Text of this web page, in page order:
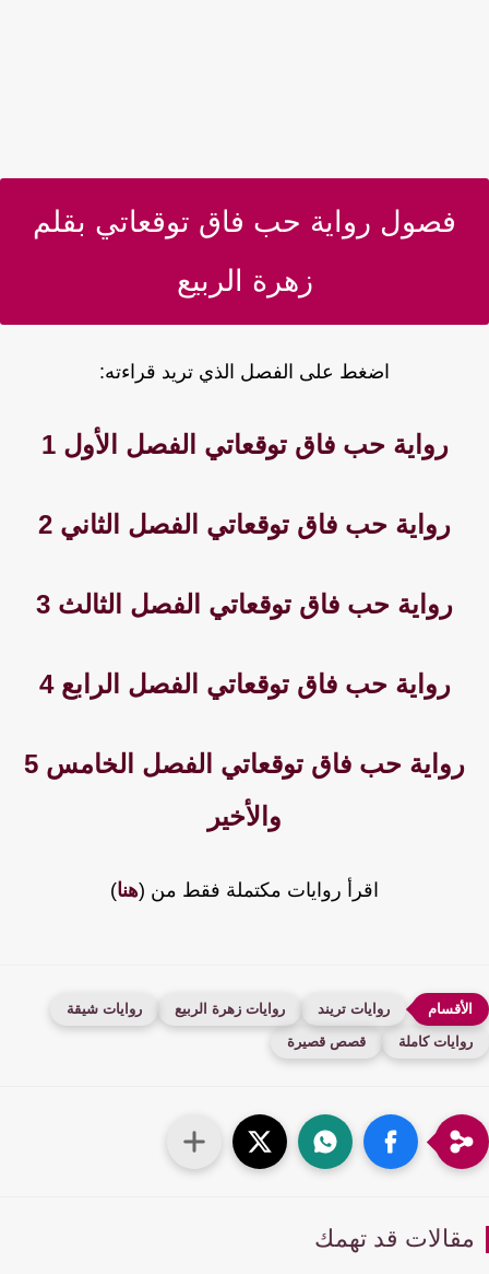
فصول رواية حب فاق توقعاتي بقلم
زهرة الربيع
اضغط على الفصل الذي تريد قراءته:
رواية حب فاق توقعاتي الفصل الأول 1
رواية حب فاق توقعاتي الفصل الثاني 2
رواية حب فاق توقعاتي الفصل الثالث 3
رواية حب فاق توقعاتي الفصل الرابع 4
رواية حب فاق توقعاتي الفصل الخامس 5
والأخير
اقرأ روايات مكتملة فقط من (هنا)
روايات تريند روايات زهرة الربيع
روايات شيقة
كاملة
قصص قصيرة
قد تهمك